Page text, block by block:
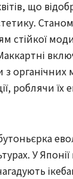
що
стійкої
органічних
роблячи їх
У Японії